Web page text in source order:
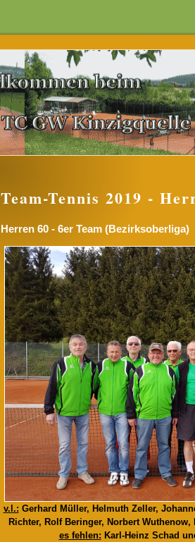
Team-Tennis 2019 -
Herren 60 - 6er Team (Bezirksoberliga)
v.l.: Gerhard Müller, Helmuth Zeller,
Richter, Rolf Beringer, Norbert
es fehlen: Karl-Heinz Schad